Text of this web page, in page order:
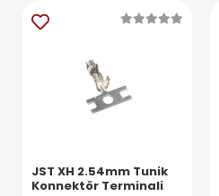
JST XH 2.54mm Tunik
Konnektör Terminali